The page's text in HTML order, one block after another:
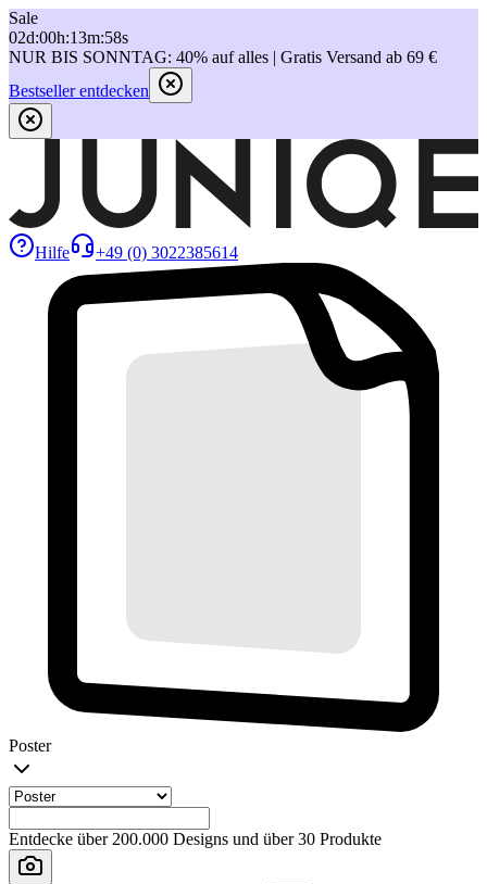
Sale
02d:00h:13m:58s
NUR BIS SONNTAG: 40% auf alles | Gratis Versand ab 69 €
Bestseller entdecken
Hilfe +49 (0) 3022385614
Poster
Entdecke über 200.000 Designs und über 30 Produkte